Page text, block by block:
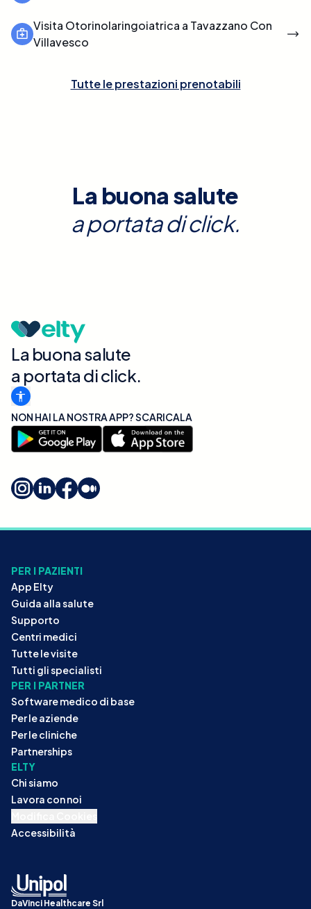
Visita Otorinolaringoiatrica a Tavazzano Con
Villavesco
Tutte le prestazioni prenotabili
La buona salute
a portata di click.
La buona salute
a portata di click.
NON HAI LA NOSTRA APP? SCARICALA
PER I PAZIENTI
App Elty
Guida alla salute
Supporto
Centri medici
Tutte le visite
Tutti gli specialisti
PER I PARTNER
Software medico di base
Per le aziende
Per le cliniche
Partnerships
ELTY
Chi siamo
Lavora con noi
Accessibilità
DaVinci Healthcare Srl